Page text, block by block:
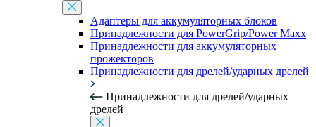
Адаптеры для аккумуляторных блоков
Принадлежности для PowerGrip/Power Maxx
Принадлежности для аккумуляторных
прожекторов
Принадлежности для дрелей/ударных дрелей
Принадлежности для дрелей/ударных
дрелей